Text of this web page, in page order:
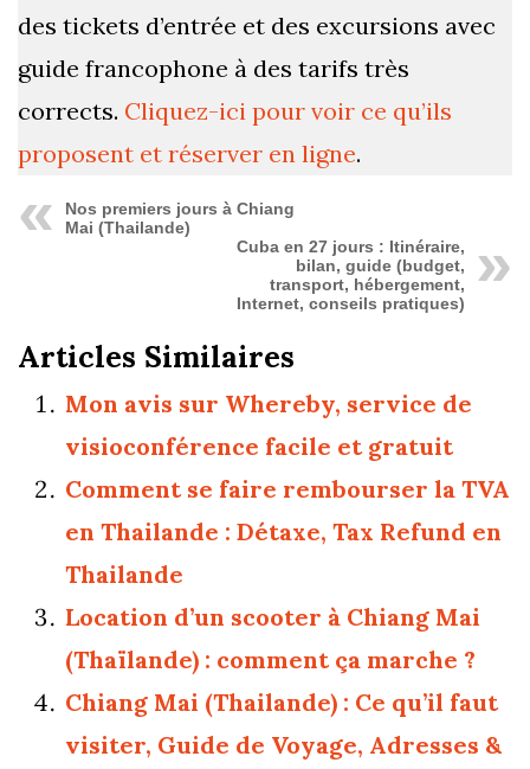
des tickets d’entrée et des excursions avec
guide francophone à des tarifs très
corrects. Cliquez-ici pour voir ce qu’ils
proposent et réserver en ligne.
Nos premiers jours à Chiang
Mai (Thailande)
Cuba en 27 jours : Itinéraire,
bilan, guide (budget,
transport, hébergement,
Internet, conseils pratiques)
Articles Similaires
Mon avis sur Whereby, service de
visioconférence facile et gratuit
Comment se faire rembourser la TVA
en Thailande : Détaxe, Tax Refund en
Thailande
Location d’un scooter à Chiang Mai
(Thaïlande) : comment ça marche ?
Chiang Mai (Thailande) : Ce qu’il faut
visiter, Guide de Voyage, Adresses &